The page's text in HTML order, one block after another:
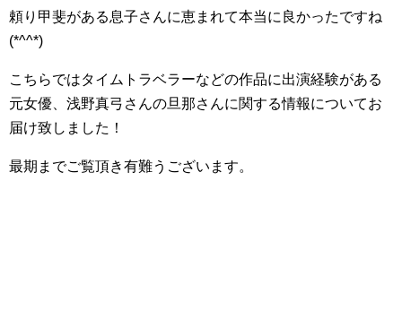
頼り甲斐がある息子さんに恵まれて本当に良かったですね
(*^^*)
こちらではタイムトラベラーなどの作品に出演経験がある
元女優、浅野真弓さんの旦那さんに関する情報についてお
届け致しました！
最期までご覧頂き有難うございます。